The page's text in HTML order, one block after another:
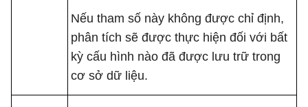
Nếu tham số này không được chỉ định,
phân tích sẽ được thực hiện đối với bất
kỳ cấu hình nào đã được lưu trữ trong
cơ sở dữ liệu.